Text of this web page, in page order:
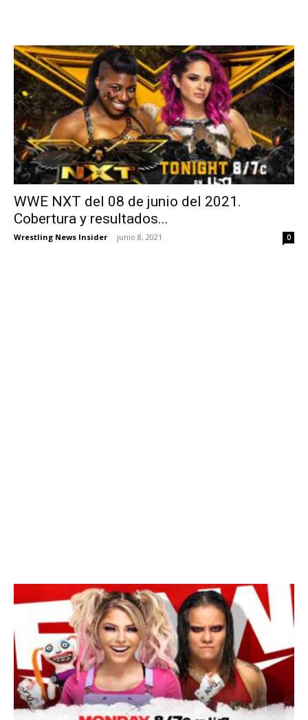
WWE NXT del 08 de junio del 2021.
Cobertura y resultados...
Wrestling News Insider - junio 8, 2021 0